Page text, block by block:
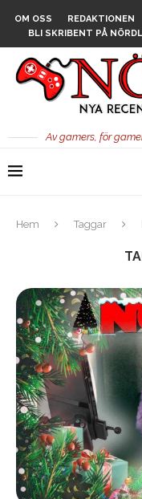
OM OSS REDAKTIONEN
BLI SKRIBENT PÅ
Av gamers, för
Hem Taggar